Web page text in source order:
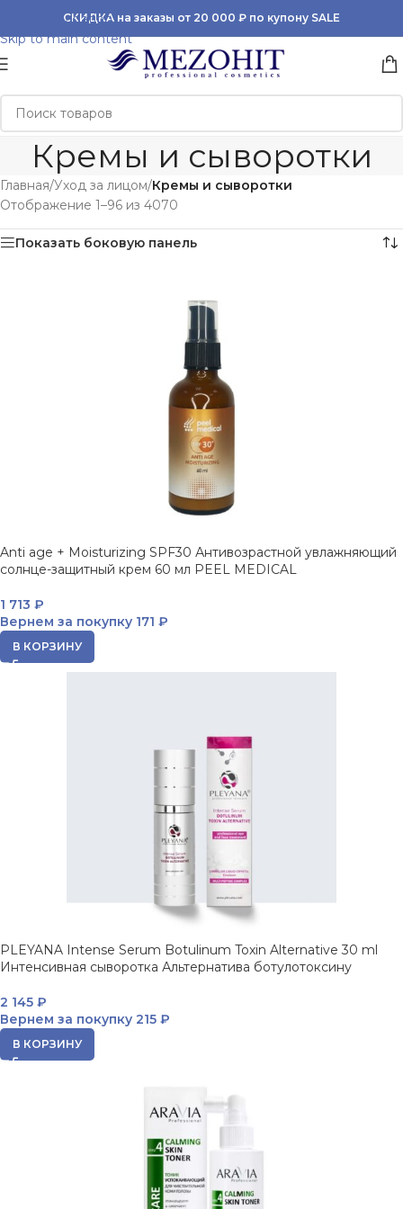
Skip to navigation
Skip to main content
СКИДКА на заказы от 20 000 ₽ по купону SALE
Кремы и сыворотки
Главная/Уход за лицом/Кремы и сыворотки
Отображение 1–96 из 4070
Показать боковую панель
Anti age + Moisturizing SPF30 Антивозрастной увлажняющий
солнце-защитный крем 60 мл PEEL MEDICAL
1 713 ₽
Вернем за покупку 171 ₽
В КОРЗИНУ
PLEYANA Intense Serum Botulinum Toxin Alternative 30 ml
Интенсивная сыворотка Альтернатива ботулотоксину
2 145 ₽
Вернем за покупку 215 ₽
В КОРЗИНУ